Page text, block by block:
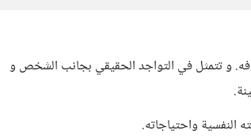
و تتمثل في التواجد الحقيقي بجانب الشخص و
واحتياجاته.